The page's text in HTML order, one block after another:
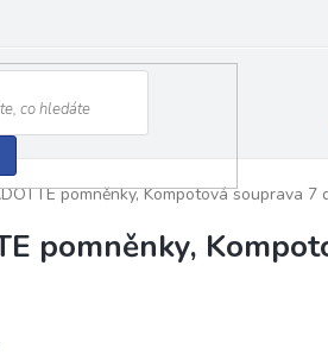
pomněnky, Kompotová souprava
pomněnky,